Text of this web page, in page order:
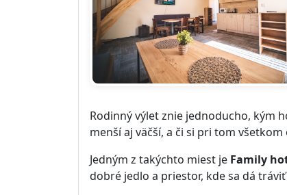
Rodinný výlet znie jednoducho, kým
menší aj väčší, a či si pri tom
Jedným z takýchto miest je Family
dobré jedlo a priestor, kde sa dá